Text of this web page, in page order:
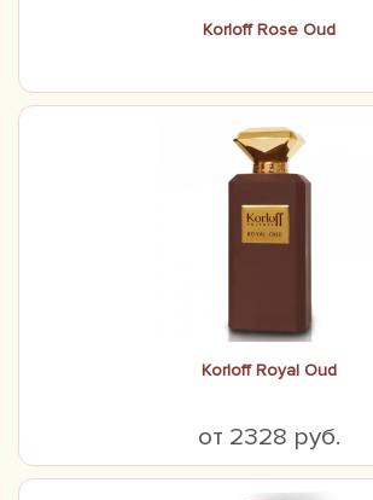
Korloff Rose Oud
Korloff Royal Oud
от 2328 руб.